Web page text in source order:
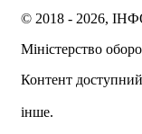
© 2018 - 2026,
Міністерство
Контент доступний
інше.